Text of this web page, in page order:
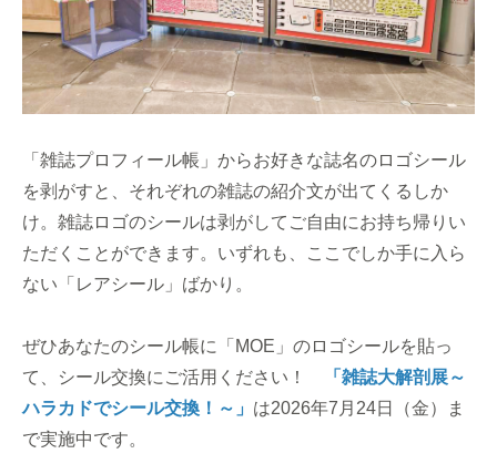
「雑誌プロフィール帳」からお好きな誌名のロゴシール
を剥がすと、それぞれの雑誌の紹介文が出てくるしか
け。雑誌ロゴのシールは剥がしてご自由にお持ち帰りい
ただくことができます。いずれも、ここでしか手に入ら
ない「レアシール」ばかり。
ぜひあなたのシール帳に「MOE」のロゴシールを貼っ
て、シール交換にご活用ください！
「雑誌大解剖展～
ハラカドでシール交換！～」 は2026年7月24日（金）ま
で実施中です。